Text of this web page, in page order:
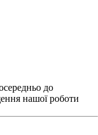
до
нашої роботи